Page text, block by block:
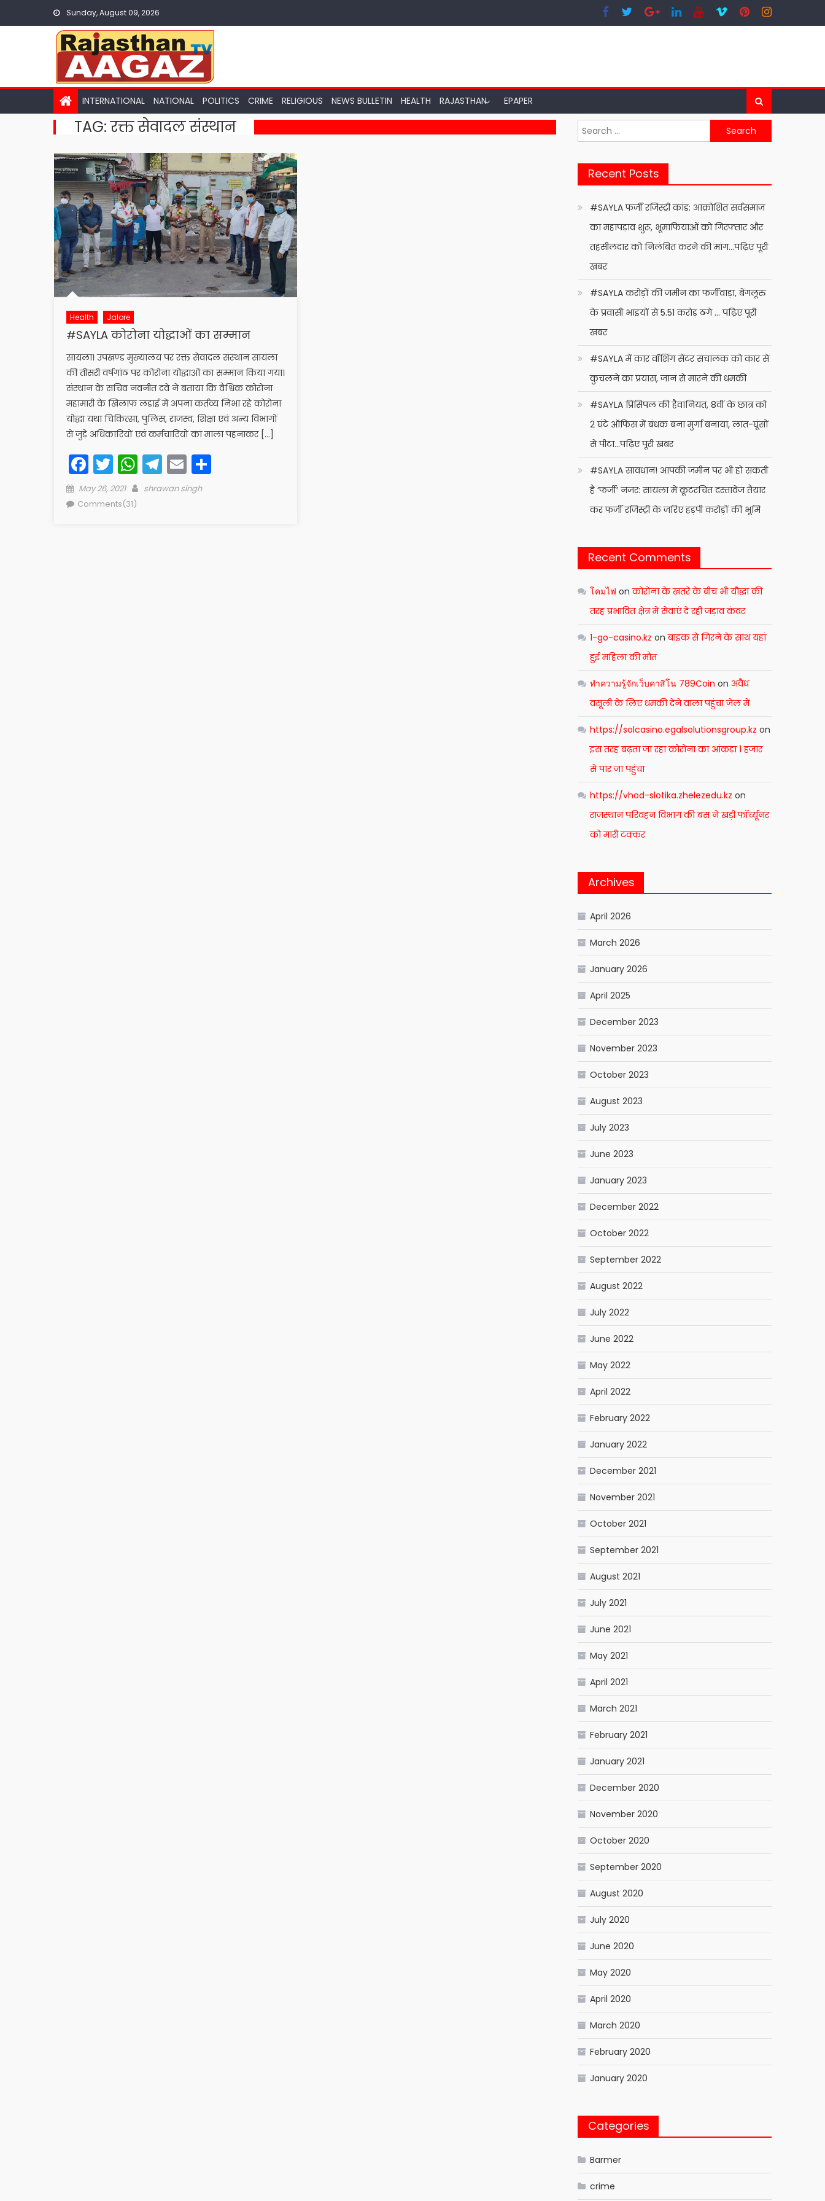
Sunday, August 09, 2026
INTERNATIONAL NATIONAL POLITICS CRIME RELIGIOUS NEWS BULLETIN HEALTH RAJASTHAN EPAPER
TAG:रक्त सेवादल संस्थान
Health Jalore
#SAYLA कोरोना योद्धाओं का सम्मान
सायला। उपखण्ड मुख्यालय पर रक्त सेवादल संस्थान सायला
की तीसरी वर्षगांठ पर कोरोना योद्धाओं का सम्मान किया गया।
संस्थान के सचिव नवनीत दवे ने बताया कि वैश्विक कोरोना
महामारी के खिलाफ लडाई में अपना कर्तव्य निभा रहे कोरोना
योद्धा यथा चिकित्सा, पुलिस, राजस्व, शिक्षा एवं अन्य विभागों
से जुड़े अधिकारियों एवं कर्मचारियों का माला पहनाकर […]
Facebook
Twitter
WhatsApp
Telegram
EmailShare
Posted
on
May 26, 2021 Author
shrawan singh
Comments(31)
Search
for:
Recent Posts
#SAYLA फर्जी रजिस्ट्री कांड: आक्रोशित सर्वसमाज
का महापड़ाव शुरू, भूमाफियाओं को गिरफ्तार और
तहसीलदार को निलंबित करने की मांग…पढ़िए पूरी
खबर
#SAYLA करोड़ों की जमीन का फर्जीवाड़ा, बेंगलूरु
के प्रवासी भाइयों से 5.51 करोड़ ठगे … पढ़िए पूरी
खबर
#SAYLA में कार वॉशिंग सेंटर संचालक को कार से
कुचलने का प्रयास, जान से मारने की धमकी
#SAYLA प्रिंसिपल की हैवानियत, 8वीं के छात्र को
2 घंटे ऑफिस में बंधक बना मुर्गा बनाया, लात-घूंसों
से पीटा…पढ़िए पूरी खबर
#SAYLA सावधान! आपकी जमीन पर भी हो सकती
है ‘फर्जी’ नजर: सायला में कूटरचित दस्तावेज तैयार
कर फर्जी रजिस्ट्री के जरिए हड़पी करोड़ों की भूमि
Recent Comments
โคมไฟ onकोरोना के खतरे के बीच भी यौद्धा की
तरह प्रभावित क्षेत्र में सेवाएं दे रही जड़ाव कंवर
1-go-casino.kz onबाइक से गिरने के साथ यहां
हुई महिला की मौत
ทำความรู้จักเว็บคาสิโน 789Coin on अवैध
वसूली के लिए धमकी देने वाला पहुंचा जेल में
https://solcasino.egalsolutionsgroup.kz on
इस तरह बढ़ता जा रहा कोरोना का आंकड़ा 1 हजार
से पार जा पहुंचा
https://vhod-slotika.zhelezedu.kz on
राजस्थान परिवहन विभाग की बस ने खड़ी फॉर्च्यूनर
को मारी टक्कर
Archives
April 2026
March 2026
January 2026
April 2025
December 2023
November 2023
October 2023
August 2023
July 2023
June 2023
January 2023
December 2022
October 2022
September 2022
August 2022
July 2022
June 2022
May 2022
April 2022
February 2022
January 2022
December 2021
November 2021
October 2021
September 2021
August 2021
July 2021
June 2021
May 2021
April 2021
March 2021
February 2021
January 2021
December 2020
November 2020
October 2020
September 2020
August 2020
July 2020
June 2020
May 2020
April 2020
March 2020
February 2020
January 2020
Categories
Barmer
crime